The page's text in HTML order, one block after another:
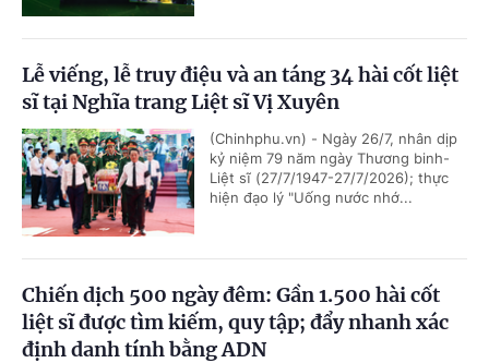
Lễ viếng, lễ truy điệu và an táng 34 hài cốt liệt
sĩ tại Nghĩa trang Liệt sĩ Vị Xuyên
(Chinhphu.vn) - Ngày 26/7, nhân dịp
kỷ niệm 79 năm ngày Thương binh-
Liệt sĩ (27/7/1947-27/7/2026); thực
hiện đạo lý "Uống nước nhớ...
Chiến dịch 500 ngày đêm: Gần 1.500 hài cốt
liệt sĩ được tìm kiếm, quy tập; đẩy nhanh xác
định danh tính bằng ADN